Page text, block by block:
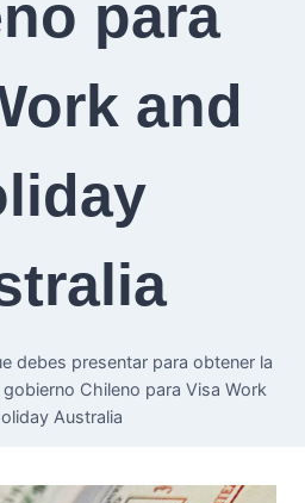
para
and
debes presentar para obtener la
Chileno para Visa Work
Australia